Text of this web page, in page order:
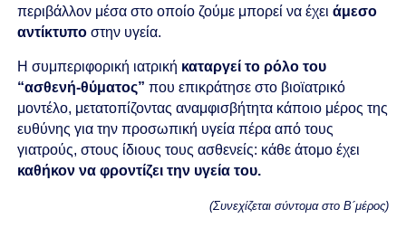
περιβάλλον μέσα στο οποίο ζούμε μπορεί να έχειάμεσο
αντίκτυπο στην υγεία.
Η συμπεριφορική ιατρική καταργεί το ρόλο του
“ασθενή-θύματος” που επικράτησε στο βιοϊατρικό
μοντέλο, μετατοπίζοντας αναμφισβήτητα κάποιο μέρος της
ευθύνης για την προσωπική υγεία πέρα από τους
γιατρούς, στους ίδιους τους ασθενείς: κάθε άτομο έχει
καθήκον να φροντίζει την υγεία του.
(Συνεχίζεται σύντομα στο Β´μέρος)